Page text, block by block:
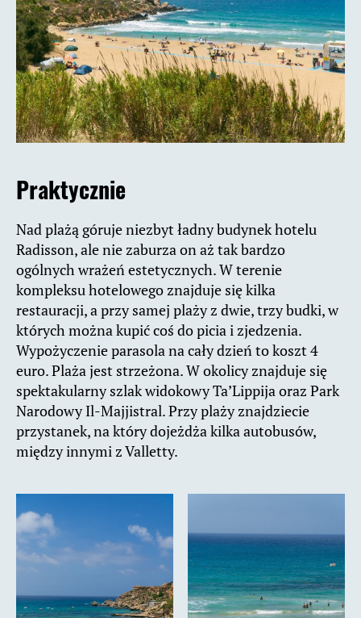
Praktycznie
Nad plażą góruje niezbyt ładny budynek hotelu
Radisson, ale nie zaburza on aż tak bardzo
ogólnych wrażeń estetycznych. W terenie
kompleksu hotelowego znajduje się kilka
restauracji, a przy samej plaży z dwie, trzy budki, w
których można kupić coś do picia i zjedzenia.
Wypożyczenie parasola na cały dzień to koszt 4
euro. Plaża jest strzeżona. W okolicy znajduje się
spektakularny szlak widokowy Ta’Lippija oraz Park
Narodowy Il-Majjistral. Przy plaży znajdziecie
przystanek, na który dojeżdża kilka autobusów,
między innymi z Valletty.